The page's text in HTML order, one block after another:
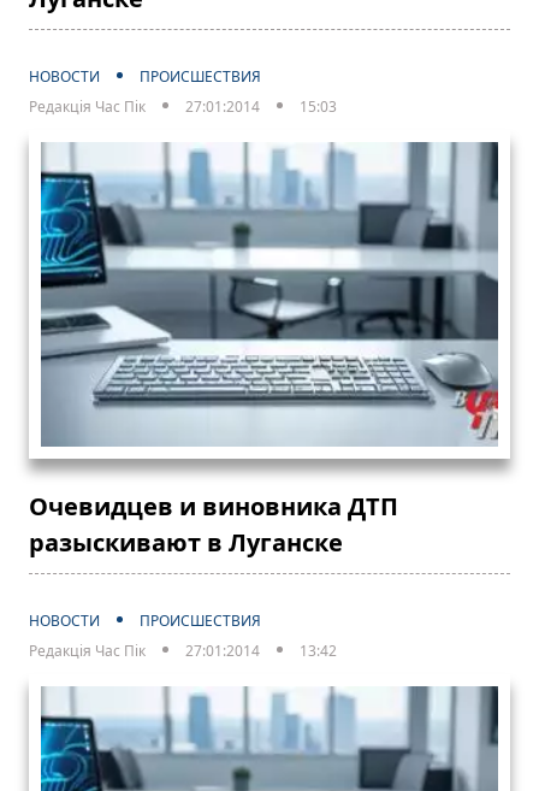
НОВОСТИ
ПРОИСШЕСТВИЯ
Редакція Час Пік
27:01:2014 15:03
Очевидцев и виновника ДТП
разыскивают в Луганске
НОВОСТИ
ПРОИСШЕСТВИЯ
Редакція Час Пік
27:01:2014 13:42